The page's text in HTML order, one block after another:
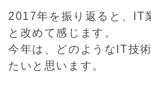
2017年を振り返ると、IT
と改めて感じます。
今年は、どのようなIT技
たいと思います。